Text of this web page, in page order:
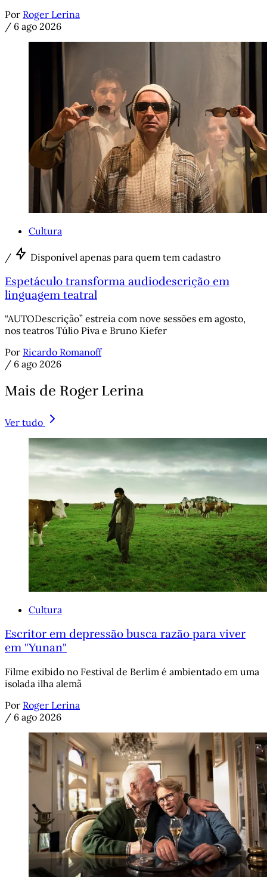
Por Roger Lerina
/ 6 ago 2026
Cultura
/ Disponível apenas para quem tem cadastro
Espetáculo transforma audiodescrição em
linguagem teatral
“AUTODescrição” estreia com nove sessões em agosto,
nos teatros Túlio Piva e Bruno Kiefer
Por Ricardo Romanoff
/ 6 ago 2026
Mais de Roger Lerina
Ver tudo
Cultura
Escritor em depressão busca razão para viver
em "Yunan"
Filme exibido no Festival de Berlim é ambientado em uma
isolada ilha alemã
Por Roger Lerina
/ 6 ago 2026